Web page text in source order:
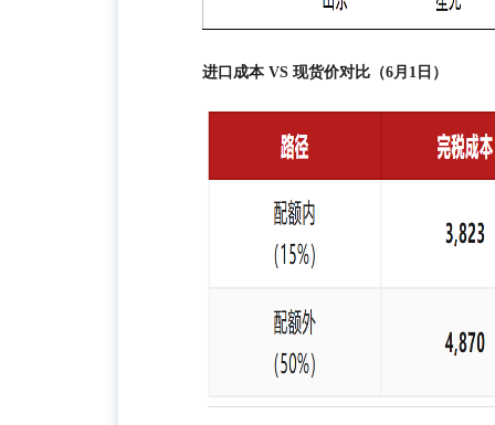
进口成本 VS 现货价对比（6月1日）